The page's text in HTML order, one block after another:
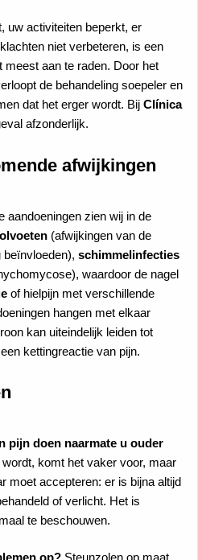
uw activiteiten beperkt, er
niet verbeteren, is een
meest aan te raden. Door het
de behandeling soepeler en
dat het erger wordt. Bij Clínica
afzonderlijk.
afwijkingen
aandoeningen zien wij in de
(afwijkingen van de
beïnvloeden), schimmelinfecties
waardoor de nagel
of hielpijn met verschillende
hangen met elkaar
kan uiteindelijk leiden tot
kettingreactie van pijn.
pijn doen naarmate u ouder
komt het vaker voor, maar
moet accepteren: er is bijna altijd
of verlicht. Het is
te beschouwen.